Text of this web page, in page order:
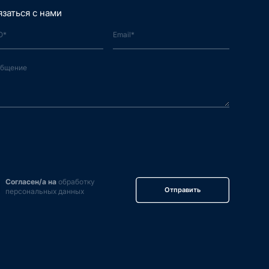
с нами
Согласен/а наобработку
персональных данных
Отправить